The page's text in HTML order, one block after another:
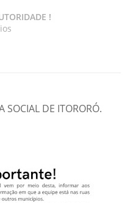
!
SOCIAL DE ITORORÓ.